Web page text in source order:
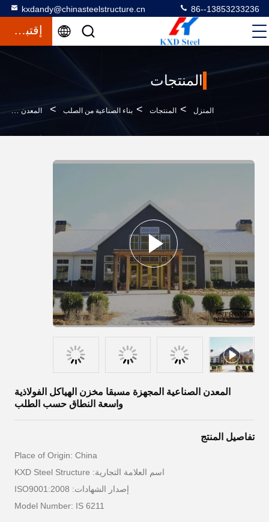
kxdandy@chinasteelstructure.cn 86--13853233236
إقتباس
المنتجات
المنزل > المنتجات > بناء الصناعية من الصلب > المعدن الصناعية المجهزة مسبقا مخزن الهياكل الفولاذية واسعة النطاق حسب الطلب
المعدن الصناعية المجهزة مسبقا مخزن الهياكل الفولاذية
واسعة النطاق حسب الطلب
تفاصيل المنتج
Place of Origin: China
اسم العلامة التجارية: KXD Steel Structure
إصدار الشهادات: ISO9001:2008
Model Number: IS 6211